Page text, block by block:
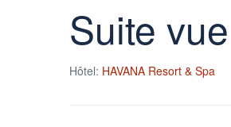
Suite
Hôtel: HAVANA Resort & Spa